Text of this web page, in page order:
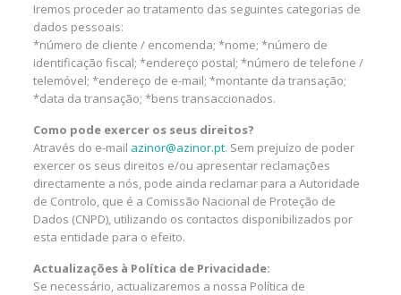
Iremos proceder ao tratamento das seguintes categorias de
dados pessoais:
*número de cliente / encomenda; *nome; *número de
identificação fiscal; *endereço postal; *número de telefone /
telemóvel; *endereço de e-mail; *montante da transação;
*data da transação; *bens transaccionados.
Como pode exercer os seus direitos?
Através do e-mail azinor@azinor.pt. Sem prejuízo de poder
exercer os seus direitos e/ou apresentar reclamações
directamente a nós, pode ainda reclamar para a Autoridade
de Controlo, que é a Comissão Nacional de Proteção de
Dados (CNPD), utilizando os contactos disponibilizados por
esta entidade para o efeito.
Actualizações à Política de Privacidade:
Se necessário, actualizaremos a nossa Política de